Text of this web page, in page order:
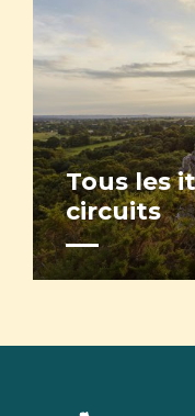
Tous les
circuits